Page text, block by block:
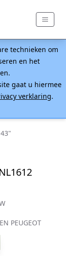
technieken om
en het
gaat u hiermee
verklaring.
PEUGEOT